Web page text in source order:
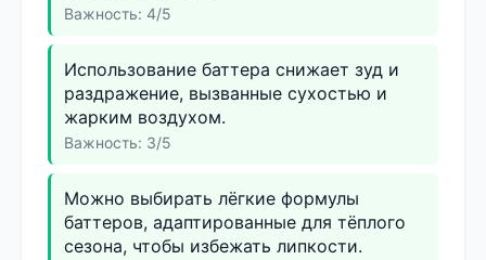
Важность: 4/5
Использование баттера снижает зуд и
раздражение, вызванные сухостью и
жарким воздухом.
Важность: 3/5
Можно выбирать лёгкие формулы
баттеров, адаптированные для тёплого
сезона, чтобы избежать липкости.